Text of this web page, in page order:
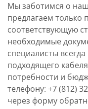
Мы заботимся о
предлагаем
соответствующую
необходимые
специалисты
подходящего
потребности и
телефону: +7 (812)
через форму